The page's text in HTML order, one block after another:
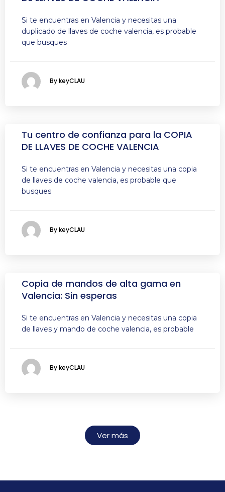
Si te encuentras en Valencia y necesitas una
duplicado de llaves de coche valencia, es probable
que busques
By keyCLAU
Tu centro de confianza para la COPIA
DE LLAVES DE COCHE VALENCIA
Si te encuentras en Valencia y necesitas una copia
de llaves de coche valencia, es probable que
busques
By keyCLAU
Copia de mandos de alta gama en
Valencia: Sin esperas
Si te encuentras en Valencia y necesitas una copia
de llaves y mando de coche valencia, es probable
By keyCLAU
Ver más